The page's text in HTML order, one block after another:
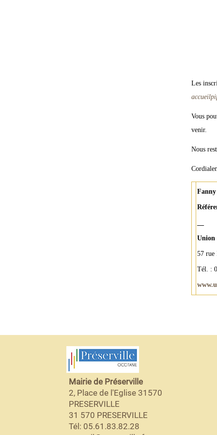
Les
Vous
venir.
Nous
Union
57 rue
Tél. :
Mairie de Préserville
2, Place de l'Eglise 31570
PRESERVILLE
31 570 PRESERVILLE
Tél: 05.61.83.82.28